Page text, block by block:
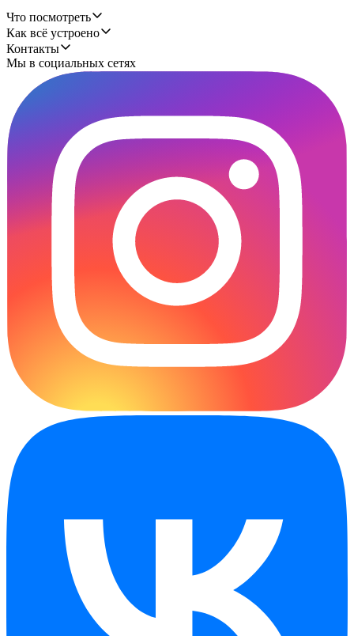
Что посмотреть
Как всё устроено
Контакты
Мы в социальных сетях